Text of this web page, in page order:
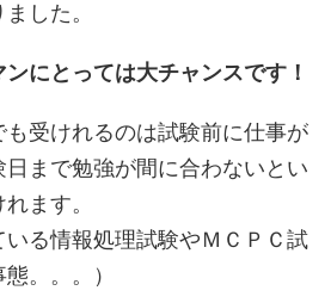
した。
にとっては大チャンスです！
も受けれるのは試験前に仕事が
まで勉強が間に合わないとい
ます。
いる情報処理試験やＭＣＰＣ試
。。。）